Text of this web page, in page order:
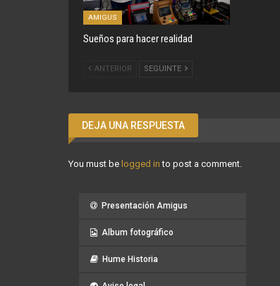
AMIGUS
Sueños para hacer realidad
ANTERIOR SEGUINTE
DEJA UNA RESPUESTA
You must be logged in to post a comment.
Presentación Amigus
Album fotográfico
Hume Historia